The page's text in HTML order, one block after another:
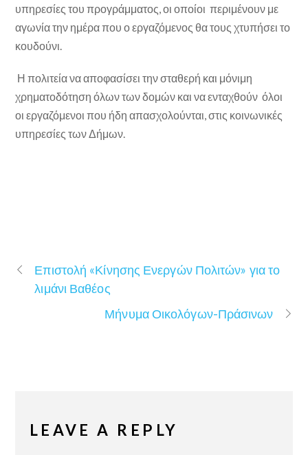
υπηρεσίες του προγράμματος, οι οποίοι περιμένουν με
αγωνία την ημέρα που ο εργαζόμενος θα τους χτυπήσει το
κουδούνι.
Η πολιτεία να αποφασίσει την σταθερή και μόνιμη
χρηματοδότηση όλων των δομών και να ενταχθούν όλοι
οι εργαζόμενοι που ήδη απασχολούνται, στις κοινωνικές
υπηρεσίες των Δήμων.
Επιστολή «Κίνησης Ενεργών Πολιτών» για το
λιμάνι Βαθέος
Μήνυμα Οικολόγων-Πράσινων
LEAVE A REPLY